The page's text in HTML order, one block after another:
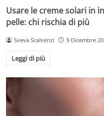
Usare le creme solari in
pelle: chi rischia di più
Sveva Scalvenzi 9 Dicembre
Leggi di più